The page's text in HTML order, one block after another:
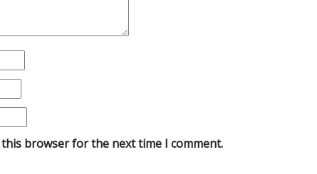
browser for the next time I comment.